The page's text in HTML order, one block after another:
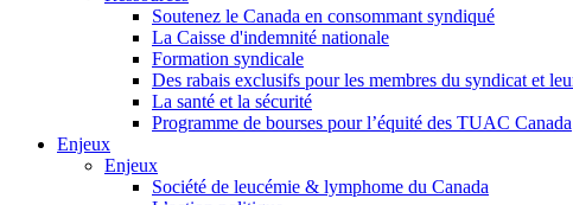
Soutenez le Canada en consommant syndiqué
La Caisse d'indemnité nationale
Formation syndicale
Des rabais exclusifs pour les membres du syndicat et
La santé et la sécurité
Programme de bourses pour l’équité des TUAC Canada
Enjeux
Enjeux
Société de leucémie & lymphome du Canada